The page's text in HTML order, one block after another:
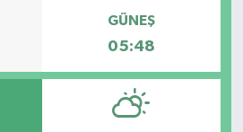
GÜNEŞ
05:48